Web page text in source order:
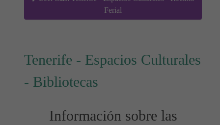
Ferial
Tenerife - Espacios Culturales
- Bibliotecas
Información sobre las